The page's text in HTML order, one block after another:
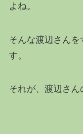
よね。
そんな渡辺さんを
す。
それが、渡辺さん